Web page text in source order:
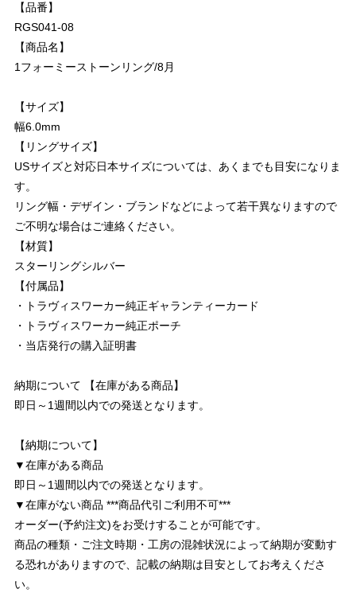
【品番】
RGS041-08
【商品名】
1フォーミーストーンリング/8月
【サイズ】
幅6.0mm
【リングサイズ】
USサイズと対応日本サイズについては、あくまでも目安になりま
す。
リング幅・デザイン・ブランドなどによって若干異なりますので
ご不明な場合はご連絡ください。
【材質】
スターリングシルバー
【付属品】
・トラヴィスワーカー純正ギャランティーカード
・トラヴィスワーカー純正ポーチ
・当店発行の購入証明書
納期について 【在庫がある商品】
即日～1週間以内での発送となります。
【納期について】
▼在庫がある商品
即日～1週間以内での発送となります。
▼在庫がない商品 ***商品代引ご利用不可***
オーダー(予約注文)をお受けすることが可能です。
商品の種類・ご注文時期・工房の混雑状況によって納期が変動す
る恐れがありますので、記載の納期は目安としてお考えくださ
い。